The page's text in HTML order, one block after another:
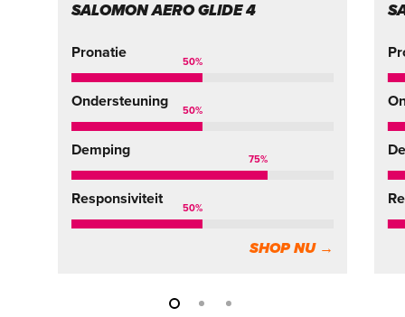
SALOMON AERO GLIDE 4
Pronatie
50%
Ondersteuning
50%
Demping
75%
Responsiviteit
50%
SHOP NU →